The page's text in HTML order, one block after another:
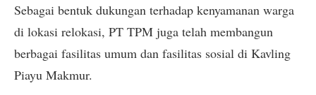
Sebagai bentuk dukungan terhadap kenyamanan warga
di lokasi relokasi, PT TPM juga telah membangun
berbagai fasilitas umum dan fasilitas sosial di Kavling
Piayu Makmur.